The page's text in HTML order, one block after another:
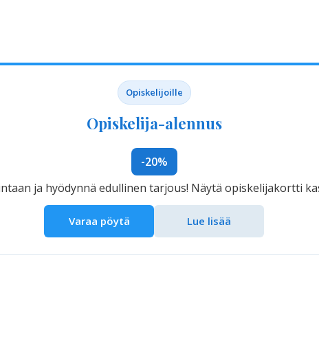
Opiskelijoille
Opiskelija-alennus
-20%
ja hyödynnä edullinen tarjous! Näytä opiskelijakortti
Varaa pöytä Lue lisää